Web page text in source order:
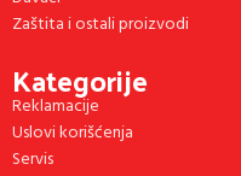
Zaštita i ostali proizvodi
Kategorije
Reklamacije
Uslovi korišćenja
Servis